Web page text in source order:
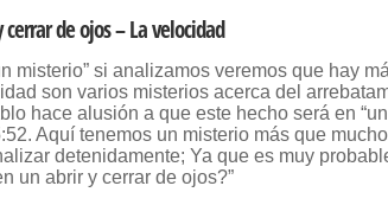
de ojos – La velocidad
misterio” si analizamos veremos que hay
son varios misterios acerca del
hace alusión a que este hecho será en
Aquí tenemos un misterio más que
detenidamente; Ya que es muy
un abrir y cerrar de ojos?”